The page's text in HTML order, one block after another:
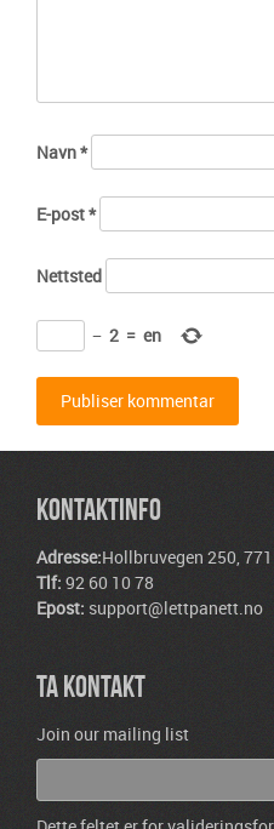
Navn*
E-post*
Nettsted
− 2 = en
KONTAKTINFO
Adresse:Hollbruvegen 250,
Tlf: 92 60 10 78
Epost: support@lettpanett.no
TA KONTAKT
Join our mailing list